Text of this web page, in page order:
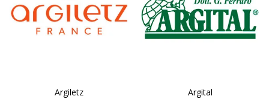
Argiletz Argital